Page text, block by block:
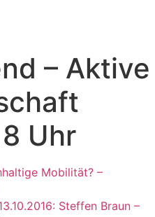
– Aktive
Uhr
Mobilität? –
Steffen Braun –